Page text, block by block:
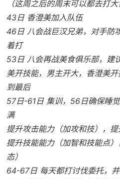
（这周之后的周末可以都去打大
43日 香澄美加入队伍
46日 八会战巨汉兄弟，对手防
着打
53日 八会再战美食俱乐部，建
美开技能，男主开大，香澄美
到最后
57日-61日 集训，56日确保睡
满
提升攻击能力（加攻和技），提
提升技能能力（加智和技能点
态）
64-67日 每天都打讨伐委托，